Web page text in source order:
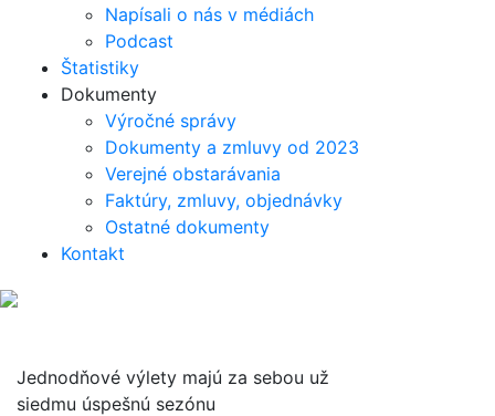
Napísali o nás v médiách
Podcast
Štatistiky
Dokumenty
Výročné správy
Dokumenty a zmluvy od 2023
Verejné obstarávania
Faktúry, zmluvy, objednávky
Ostatné dokumenty
Kontakt
Jednodňové výlety majú za sebou už
siedmu úspešnú sezónu